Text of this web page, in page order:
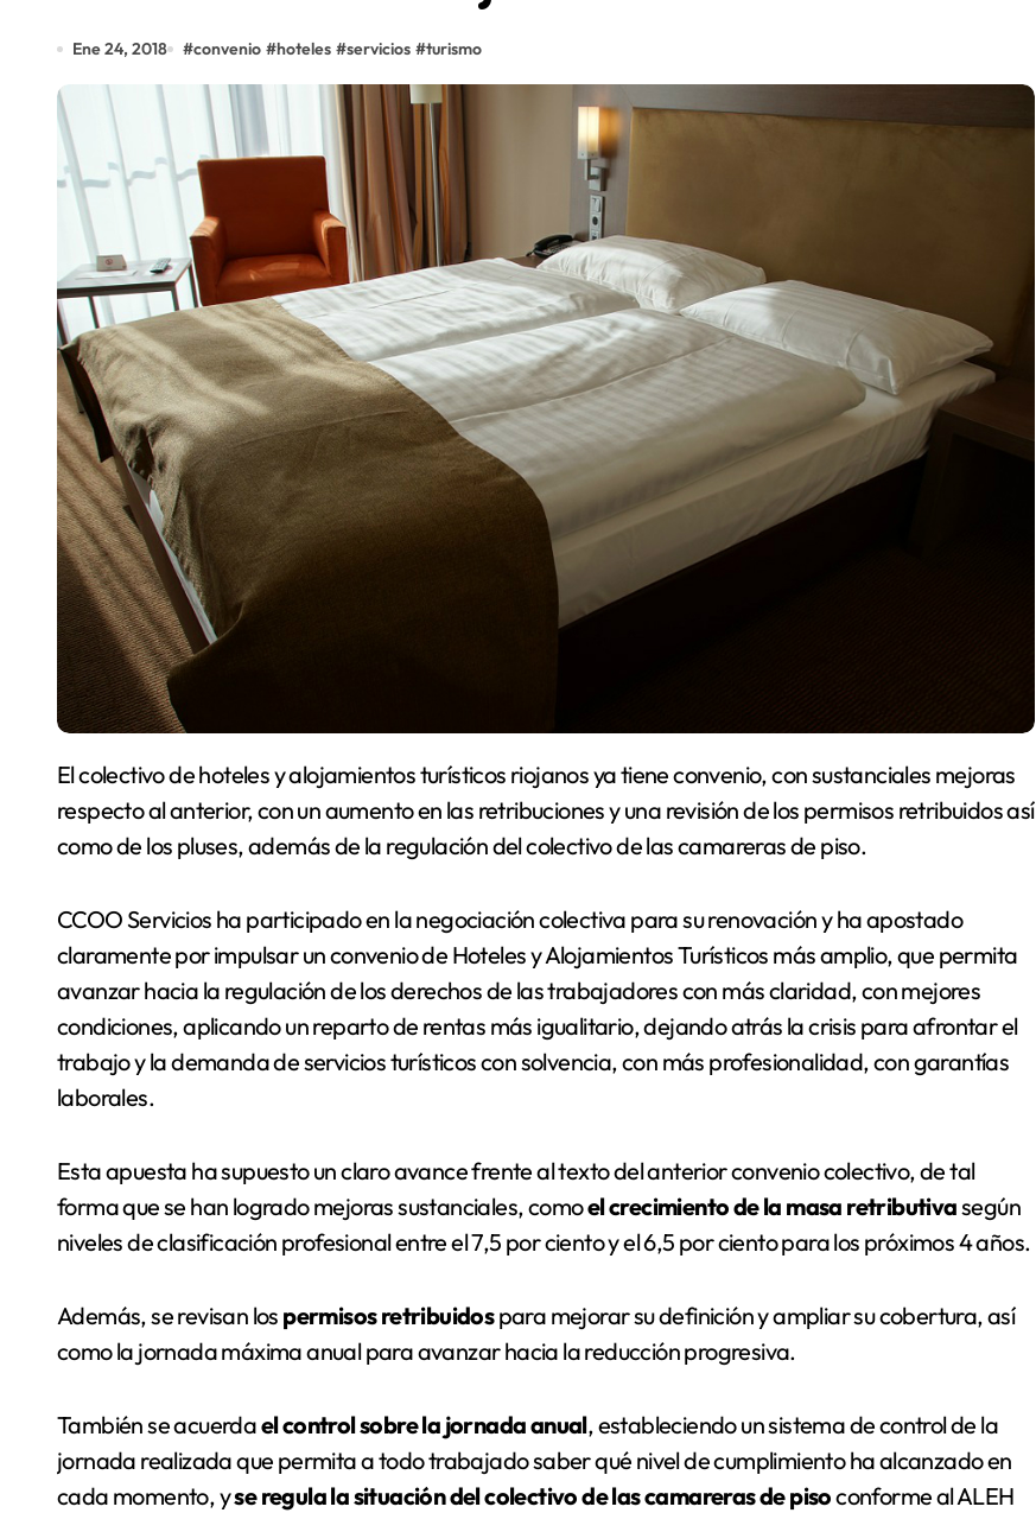
Ene 24, 2018 #convenio #hoteles #servicios #turismo
El colectivo de hoteles y alojamientos turísticos riojanos ya tiene convenio, con sustanciales mejoras
respecto al anterior, con un aumento en las retribuciones y una revisión de los permisos retribuidos así
como de los pluses, además de la regulación del colectivo de las camareras de piso.
CCOO Servicios ha participado en la negociación colectiva para su renovación y ha apostado
claramente por impulsar un convenio de Hoteles y Alojamientos Turísticos más amplio, que permita
avanzar hacia la regulación de los derechos de las trabajadores con más claridad, con mejores
condiciones, aplicando un reparto de rentas más igualitario, dejando atrás la crisis para afrontar el
trabajo y la demanda de servicios turísticos con solvencia, con más profesionalidad, con garantías
laborales.
Esta apuesta ha supuesto un claro avance frente al texto del anterior convenio colectivo, de tal
forma que se han logrado mejoras sustanciales, comoel crecimiento de la masa retributivasegún
niveles de clasificación profesional entre el 7,5 por ciento y el 6,5 por ciento para los próximos 4 años.
Además, se revisan los permisos retribuidospara mejorar su definición y ampliar su cobertura, así
como la jornada máxima anual para avanzar hacia la reducción progresiva.
También se acuerdael control sobre la jornada anual, estableciendo un sistema de control de la
jornada realizada que permita a todo trabajado saber qué nivel de cumplimiento ha alcanzado en
cada momento, yse regula la situación del colectivo de las camareras de pisoconforme al ALEH